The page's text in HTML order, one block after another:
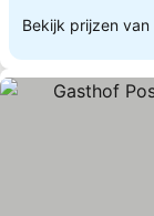
Bekijk prijzen van